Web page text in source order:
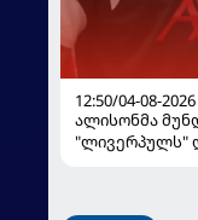
12:50/04-08-2026
ალისონმა
"ლივერპულს"